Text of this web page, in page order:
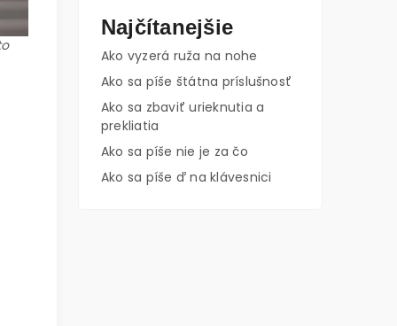
Najčítanejšie
Ako vyzerá ruža na nohe
Ako sa píše štátna príslušnosť
Ako sa zbaviť urieknutia a
prekliatia
Ako sa píše nie je za čo
Ako sa píše ď na klávesnici